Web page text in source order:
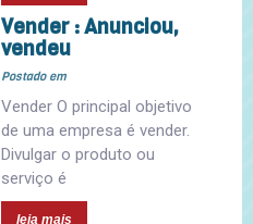
Vender : Anunciou,
vendeu
Postado em
Vender O principal objetivo
de uma empresa é vender.
Divulgar o produto ou
serviço é
leia mais